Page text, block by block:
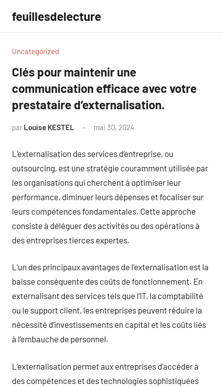
contenu
feuillesdelecture
Uncategorized
Clés pour maintenir une
communication efficace avec votre
prestataire d’externalisation.
par Louise KESTEL mai 30, 2024
L’externalisation des services d’entreprise, ou
outsourcing, est une stratégie couramment utilisée par
les organisations qui cherchent à optimiser leur
performance, diminuer leurs dépenses et focaliser sur
leurs compétences fondamentales. Cette approche
consiste à déléguer des activités ou des opérations à
des entreprises tierces expertes.
L’un des principaux avantages de l’externalisation est la
baisse conséquente des coûts de fonctionnement. En
externalisant des services tels que l’IT, la comptabilité
ou le support client, les entreprises peuvent réduire la
nécessité d’investissements en capital et les coûts liés
à l’embauche de personnel.
L’externalisation permet aux entreprises d’accéder à
des compétences et des technologies sophistiquées